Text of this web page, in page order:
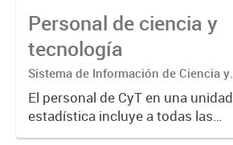
Personal de ciencia y
tecnología
Sistema de Información de Ciencia y
Tecnología Argentino (SICYTAR)
El personal de CyT en una unidad
estadística incluye a todas las
personas involucradas